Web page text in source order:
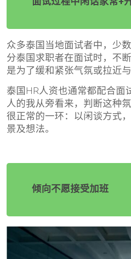
众多泰国当地面试者中，少
分泰国求职者在面试时，不
是为了缓和紧张气氛或拉近
泰国HR人资也通常都配合面
人的我从旁看来，判断这种
很正常的一环：以闲谈方式
景及想法。
倾向不愿接受加班